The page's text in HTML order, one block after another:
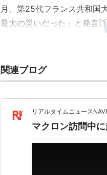
月、第25代フランス共和国
最大の災いだった」と発言
関連ブログ
リアルタイムニュースNAVI
マクロン訪問中